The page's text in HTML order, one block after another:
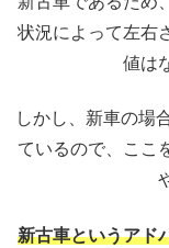
状況によって左右
値は
しかし、新車の場
ているので、ここ
新古車というアド